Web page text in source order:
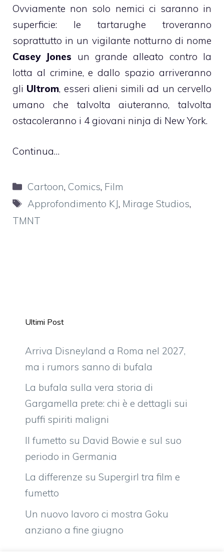
Ovviamente non solo nemici ci saranno in
superficie: le tartarughe troveranno
soprattutto in un vigilante notturno di nome
Casey Jones un grande alleato contro la
lotta al crimine, e dallo spazio arriveranno
gli Ultrom, esseri alieni simili ad un cervello
umano che talvolta aiuteranno, talvolta
ostacoleranno i 4 giovani ninja di New York.
Continua…
Categorie
Cartoon, Comics, Film
Tag
Approfondimento KJ, Mirage Studios,
TMNT
Ultimi Post
Arriva Disneyland a Roma nel 2027,
ma i rumors sanno di bufala
La bufala sulla vera storia di
Gargamella prete: chi è e dettagli sui
puffi spiriti maligni
Il fumetto su David Bowie e sul suo
periodo in Germania
La differenze su Supergirl tra film e
fumetto
Un nuovo lavoro ci mostra Goku
anziano a fine giugno